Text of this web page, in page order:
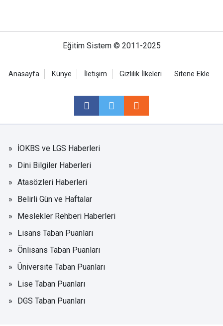
Eğitim Sistem © 2011-2025
Anasayfa Künye İletişim Gizlilik İlkeleri Sitene Ekle
İOKBS ve LGS Haberleri
Dini Bilgiler Haberleri
Atasözleri Haberleri
Belirli Gün ve Haftalar
Meslekler Rehberi Haberleri
Lisans Taban Puanları
Önlisans Taban Puanları
Üniversite Taban Puanları
Lise Taban Puanları
DGS Taban Puanları